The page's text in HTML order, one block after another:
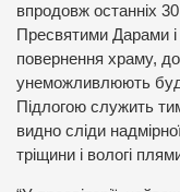
впродовж останніх
Пресвятими Дарами
повернення храму,
унеможливлюють
Підлогою служить
видно сліди
тріщини і вологі